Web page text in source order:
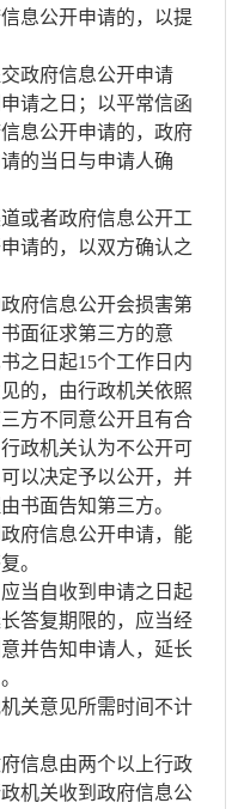
息公开申请的，以提
政府信息公开申请
请之日；以平常信函
息公开申请的，政府
的当日与申请人确
或者政府信息公开工
请的，以双方确认之
府信息公开会损害第
面征求第三方的意
之日起15个工作日内
的，由行政机关依照
方不同意公开且有合
政机关认为不公开可
以决定予以公开，并
书面告知第三方。
府信息公开申请，能
。
当自收到申请之日起
答复期限的，应当经
并告知申请人，延长
关意见所需时间不计
信息由两个以上行政
机关收到政府信息公